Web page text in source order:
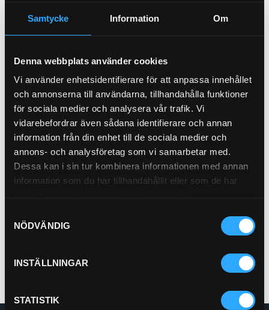
Samtycke Information Om
Denna webbplats använder cookies
Vi använder enhetsidentifierare för att anpassa innehållet
och annonserna till användarna, tillhandahålla funktioner
för sociala medier och analysera vår trafik. Vi
vidarebefordrar även sådana identifierare och annan
information från din enhet till de sociala medier och
annons- och analysföretag som vi samarbetar med.
Dessa kan i sin tur kombinera informationen med annan
information som du har tillhandahållit eller som de har
NÖDVÄNDIG
INSTÄLLNINGAR
STATISTIK
Avluftsfilter
21-0196